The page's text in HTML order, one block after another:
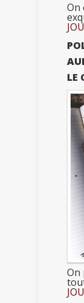
On
LE
On